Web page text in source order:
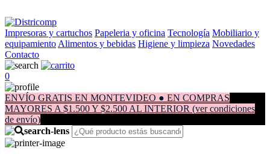
Impresoras y cartuchos Papeleria y oficina Tecnología Mobiliario y
equipamiento Alimentos y bebidas Higiene y limpieza Novedades
Contacto
0
ENVÍO GRATIS EN MONTEVIDEO ● EN COMPRAS
MAYORES A $1.500 Y $2.500 AL INTERIOR (ver condiciones
de envío)